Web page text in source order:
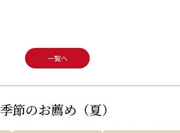
一覧へ
季節のお薦め（夏）